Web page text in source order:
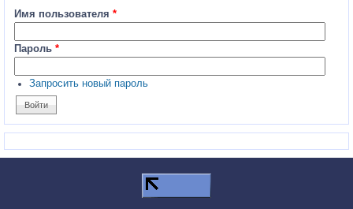
Имя пользователя *
Пароль *
Запросить новый пароль